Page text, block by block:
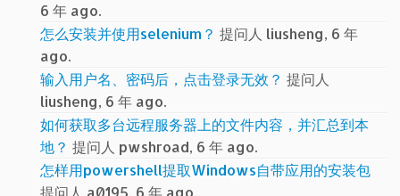
6 年 ago.
怎么安装并使用selenium？ 提问人 liusheng, 6 年
ago.
输入用户名、密码后，点击登录无效？ 提问人
liusheng, 6 年 ago.
如何获取多台远程服务器上的文件内容，并汇总到本
地？ 提问人 pwshroad, 6 年 ago.
怎样用powershell提取Windows自带应用的安装包
提问人 a0195, 6 年 ago.